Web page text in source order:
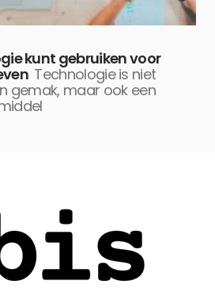
kunt gebruiken voor
Technologie is niet
gemak, maar ook een